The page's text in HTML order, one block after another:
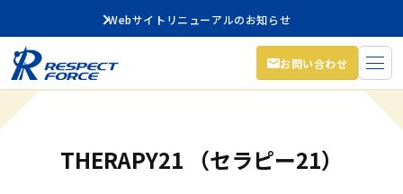
Webサイトリニューアルのお知らせ
お問い合わせ
THERAPY21 （セラピー21）